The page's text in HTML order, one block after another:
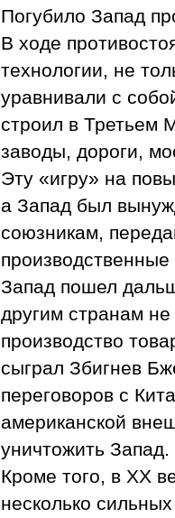
Погубило Запад
В ходе
технологии, не
уравнивали с
строил в Третьем
заводы, дороги,
Эту «игру» на
а Запад был
союзникам,
Запад пошел
другим странам
производство
сыграл Збигнев
переговоров с
американской
уничтожить Запад.
Кроме того, в XX
несколько